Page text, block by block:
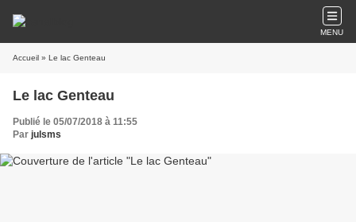
MENU
Accueil » Le lac Genteau
Le lac Genteau
Publié le 05/07/2018 à 11:55
Par julsms